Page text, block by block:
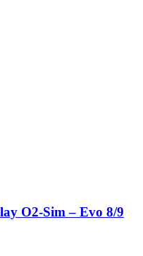
O2-Sim – Evo 8/9